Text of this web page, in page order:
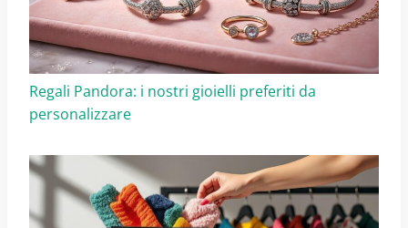
Regali Pandora: i nostri gioielli preferiti da
personalizzare